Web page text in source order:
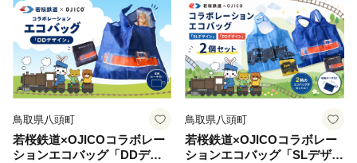
鳥取県八頭町
若桜鉄道×OJICOコラボレー
ションエコバッグ「DDデザ
鳥取県八頭町
若桜鉄道×OJICOコラボレー
ションエコバッグ「SLデザイ